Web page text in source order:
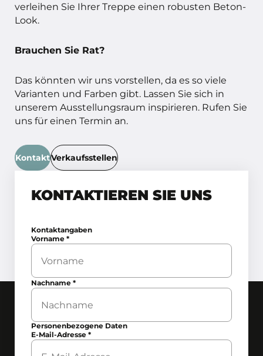
verleihen Sie Ihrer Treppe einen robusten Beton-
Look.
Brauchen Sie Rat?
Das könnten wir uns vorstellen, da es so viele
Varianten und Farben gibt. Lassen Sie sich in
unserem Ausstellungsraum inspirieren. Rufen Sie
uns für einen Termin an.
KontaktVerkaufsstellen
KONTAKTIEREN SIE UNS
Kontaktangaben
Vorname*
Nachname*
Personenbezogene Daten
E-Mail-Adresse*